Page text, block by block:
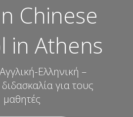
Chinese
in Athens
Ελληνική –
για τους
μαθητές